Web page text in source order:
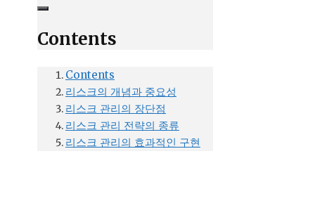
Contents
Contents
리스크의 개념과 중요성
리스크 관리의 장단점
리스크 관리 전략의 종류
리스크 관리의 효과적인 구현